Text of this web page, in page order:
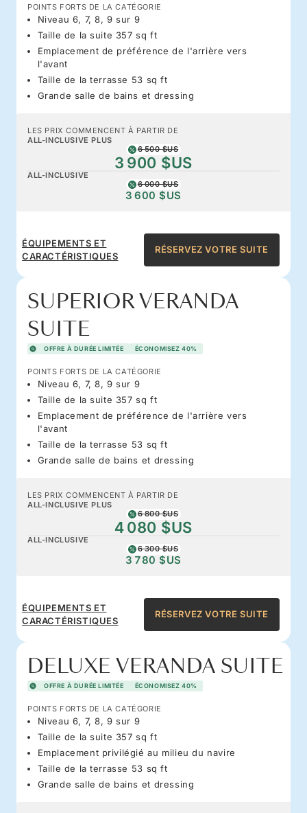
POINTS FORTS DE LA CATÉGORIE
Niveau 6, 7, 8, 9 sur 9
Taille de la suite 357 sq ft
Emplacement de préférence de l'arrière vers
l'avant
Taille de la terrasse 53 sq ft
Grande salle de bains et dressing
LES PRIX COMMENCENT À PARTIR DE
ALL-INCLUSIVE PLUS
6 500 $US
3 900 $US
ALL-INCLUSIVE
6 000 $US
3 600 $US
ÉQUIPEMENTS ET
CARACTÉRISTIQUES
RÉSERVEZ VOTRE SUITE
SUPERIOR VERANDA
SUITE
OFFRE À DURÉE LIMITÉE ÉCONOMISEZ 40%
POINTS FORTS DE LA CATÉGORIE
Niveau 6, 7, 8, 9 sur 9
Taille de la suite 357 sq ft
Emplacement de préférence de l'arrière vers
l'avant
Taille de la terrasse 53 sq ft
Grande salle de bains et dressing
LES PRIX COMMENCENT À PARTIR DE
ALL-INCLUSIVE PLUS
6 800 $US
4 080 $US
ALL-INCLUSIVE
6 300 $US
3 780 $US
ÉQUIPEMENTS ET
CARACTÉRISTIQUES
RÉSERVEZ VOTRE SUITE
DELUXE VERANDA SUITE
OFFRE À DURÉE LIMITÉE ÉCONOMISEZ 40%
POINTS FORTS DE LA CATÉGORIE
Niveau 6, 7, 8, 9 sur 9
Taille de la suite 357 sq ft
Emplacement privilégié au milieu du navire
Taille de la terrasse 53 sq ft
Grande salle de bains et dressing